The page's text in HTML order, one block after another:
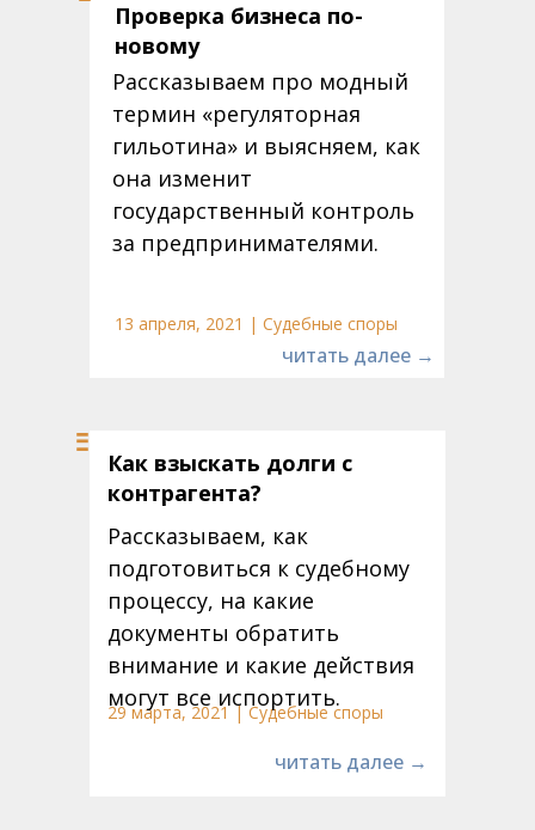
29 марта, 2021 | Судебные споры
Как взыскать долги с
контрагента?
читать далее →
Рассказываем, как
подготовиться к судебному
процессу, на какие
документы обратить
внимание и какие действия
могут все испортить.
Рассказываем про модный
термин «регуляторная
гильотина» и выясняем, как
она изменит
государственный контроль
за предпринимателями.
Проверка бизнеса по-
новому
читать далее →
13 апреля, 2021 | Судебные споры